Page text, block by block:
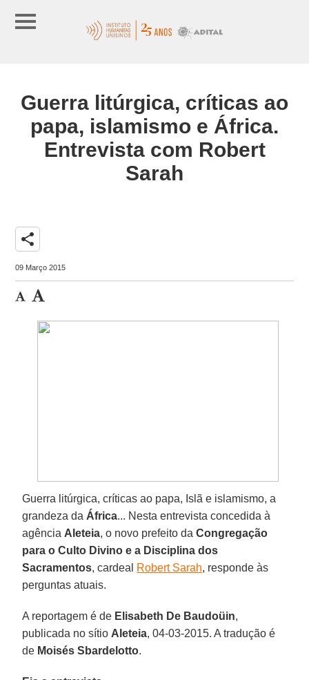
Guerra litúrgica, críticas ao
papa, islamismo e África.
Entrevista com Robert
Sarah
share
09 Março 2015
Guerra litúrgica, críticas ao papa, Islã e islamismo, a
grandeza da África... Nesta entrevista concedida à
agência Aleteia, o novo prefeito daCongregação
para o Culto Divino e a Disciplina dos
Sacramentos, cardeal Robert Sarah, responde às
perguntas atuais.
A reportagem é de Elisabeth De Baudoüin,
publicada no sítio Aleteia, 04-03-2015. A tradução é
de Moisés Sbardelotto.